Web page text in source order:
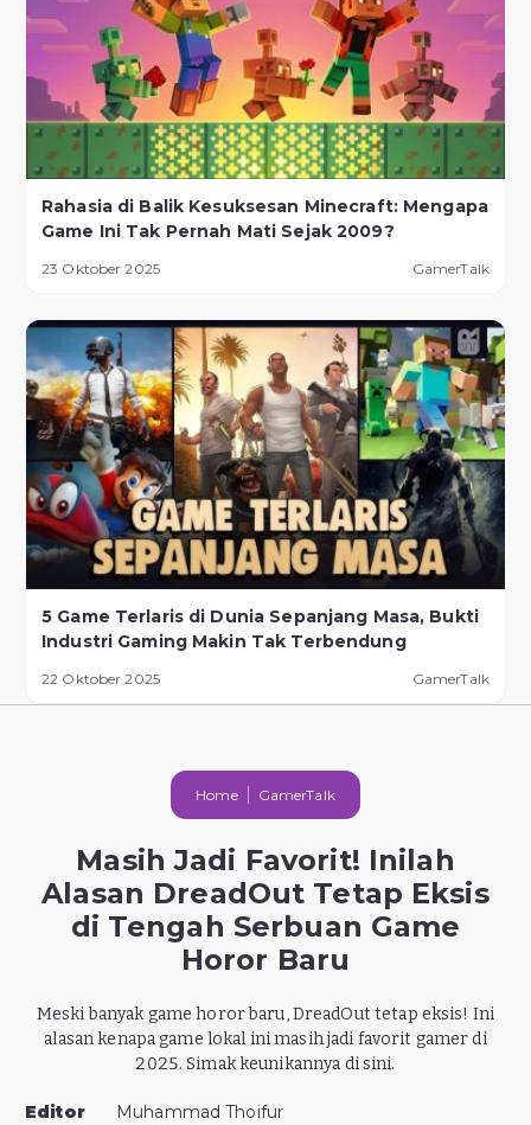
Rahasia di Balik Kesuksesan Minecraft: Mengapa
Game Ini Tak Pernah Mati Sejak 2009?
23 Oktober 2025 GamerTalk
5 Game Terlaris di Dunia Sepanjang Masa, Bukti
Industri Gaming Makin Tak Terbendung
22 Oktober 2025 GamerTalk
Home GamerTalk
Masih Jadi Favorit! Inilah
Alasan DreadOut Tetap Eksis
di Tengah Serbuan Game
Horor Baru
Meski banyak game horor baru, DreadOut tetap eksis! Ini
alasan kenapa game lokal ini masih jadi favorit gamer di
2025. Simak keunikannya di sini.
Editor
Muhammad Thoifur